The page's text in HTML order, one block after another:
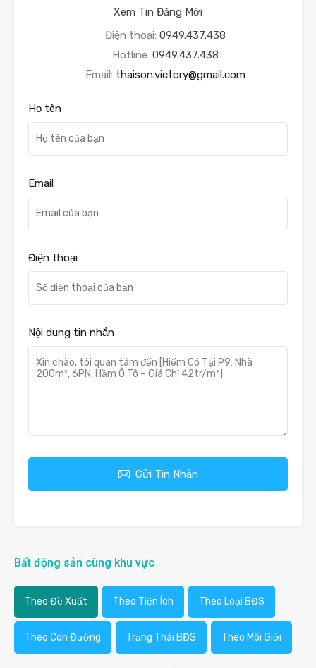
Xem Tin Đăng Mới
Điện thoại: 0949.437.438
Hotline: 0949.437.438
Email: thaison.victory@gmail.com
Họ tên
Email
Điện thoại
Nội dung tin nhắn
Gửi Tin Nhắn
Bất động sản cùng khu vực
Theo Đề Xuất Theo Tiện Ích Theo Loại BĐS
Theo Con Đường Trạng Thái BĐS Theo Môi Giới